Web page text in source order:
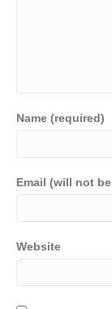
Name (required)
Email (will not
Website